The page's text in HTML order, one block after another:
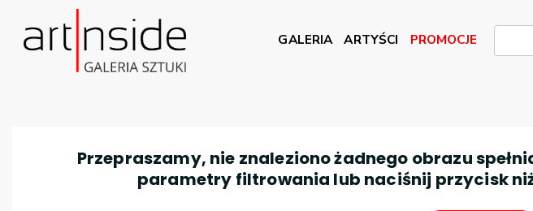
GALERIA ARTYŚCI PROMOCJE
Przepraszamy, nie znaleziono żadnego obrazu
parametry filtrowania lub naciśnij przycisk